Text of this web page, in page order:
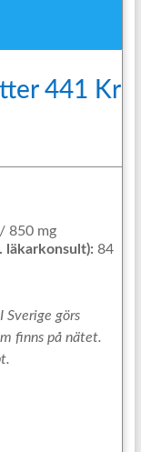
441 Kr
850 mg
läkarkonsult): 84
Sverige görs
finns på nätet.